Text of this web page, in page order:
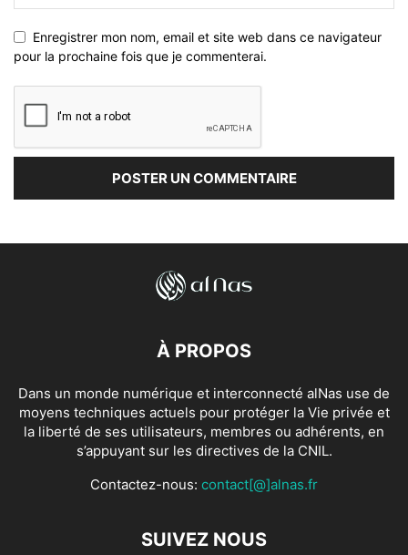
Enregistrer mon nom, email et site web dans ce navigateur
pour la prochaine fois que je commenterai.
À PROPOS
Dans un monde numérique et interconnecté alNas use de
moyens techniques actuels pour protéger la Vie privée et
la liberté de ses utilisateurs, membres ou adhérents, en
s’appuyant sur les directives de la CNIL.
Contactez-nous: contact[@]alnas.fr
SUIVEZ NOUS